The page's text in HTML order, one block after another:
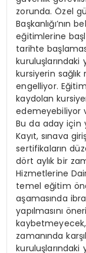
zorunda. Özel
Başkanlığı’nın
eğitimlerine
tarihte
kursiyerin sağlık
engelliyor.
kaydolan
edemeyebiliyor
Bu da aday için
Kayıt, sınava
sertifikaların
dört aylık bir
Hizmetlerine
temel eğitim
aşamasında
yapılmasını
zamanında
kuruluşlarındaki